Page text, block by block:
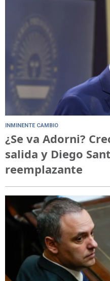
INMINENTE CAMBIO
¿Se va Adorni?
salida y Diego
reemplazante